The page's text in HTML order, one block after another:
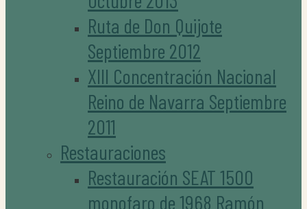
Ruta de Don Quijote
Septiembre 2012
XIII Concentración Nacional
Reino de Navarra Septiembre
2011
Restauraciones
Restauración SEAT 1500
monofaro de 1968 Ramón